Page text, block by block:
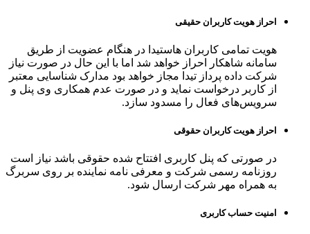
احراز هویت کاربران حقیقی
هویت تمامی کاربران هاستیدا در هنگام عضویت از طریق
سامانه شاهکار احراز خواهد شد اما با این حال در صورت نیاز
شرکت داده پرداز تیدا مجاز خواهد بود مدارک شناسایی معتبر
از کاربر درخواست نماید و در صورت عدم همکاری وی پنل و
سرویس‌های فعال را مسدود سازد.
احراز هویت کاربران حقوقی
در صورتی که پنل کاربری افتتاح شده حقوقی باشد نیاز است
روزنامه رسمی شرکت و معرفی نامه نماینده بر روی سربرگ
به همراه مهر شرکت ارسال شود.
امنیت حساب کاربری